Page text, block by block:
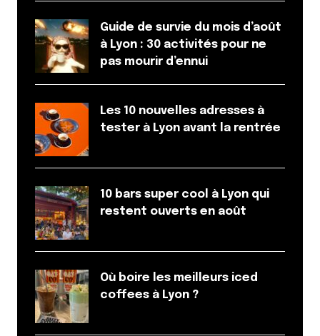
Guide de survie du mois d’août
à Lyon : 30 activités pour ne
pas mourir d’ennui
Les 10 nouvelles adresses à
tester à Lyon avant la rentrée
10 bars super cool à Lyon qui
restent ouverts en août
Où boire les meilleurs iced
coffees à Lyon ?